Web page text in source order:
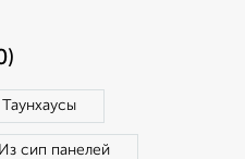
Таунхаусы
Из сип панелей